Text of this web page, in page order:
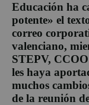
Educación ha
potente» el
correo
valenciano,
STEPV,
les haya
muchos
de la reunión